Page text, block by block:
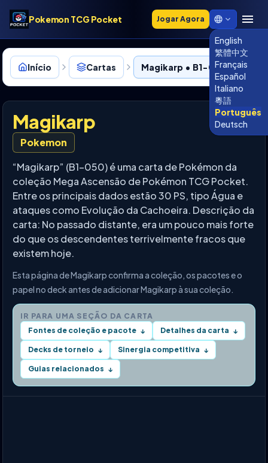
Pokemon TCG Pocket Jogar Agora
English
繁體中文
Français
Español
Italiano
粵語
Português
Deutsch
Início Cartas Magikarp • B1-050
Magikarp
Pokemon
“Magikarp” (B1-050) é uma carta de Pokémon da
coleção Mega Ascensão de Pokémon TCG Pocket.
Entre os principais dados estão 30 PS, tipo Água e
ataques como Evolução da Cachoeira. Descrição da
carta: No passado distante, era um pouco mais forte
do que os descendentes terrivelmente fracos que
existem hoje.
Esta página de Magikarp confirma a coleção, os pacotes e o
papel no deck antes de adicionar Magikarp à sua coleção.
IR PARA UMA SEÇÃO DA CARTA
Fontes de coleção e pacote ↓ Detalhes da carta ↓
Decks de torneio ↓ Sinergia competitiva ↓
Guias relacionados ↓